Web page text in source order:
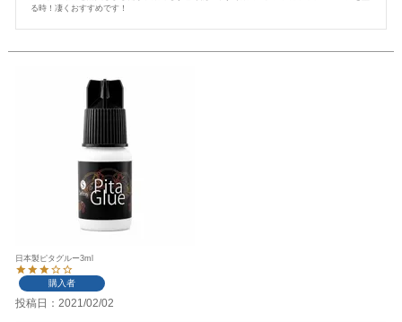
る時！凄くおすすめです！
日本製ピタグルー3ml
購入者
投稿日 2021/02/02